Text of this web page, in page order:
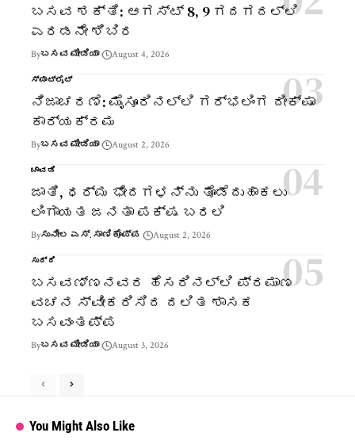
ಬಸವ ಶಕ್ತಿ: ಆಗಸ್ಟ್ 8, 9 ಗದಗದಲ್ಲಿ
ಎರಡನೇ ಶಿಬಿರ
Byಬಸವ ಮೀಡಿಯಾ August 4, 2026
ಸ್ಪಾಟ್‌ಲೈಟ್
ನಿಜಾಚರಣೆ: ಮೈಸೂರಿನಲ್ಲಿ ಗರ್ಭಲಿಂಗ ದೀಕ್ಷಾ
ಕಾರ್ಯಕ್ರಮ
Byಬಸವ ಮೀಡಿಯಾ August 2, 2026
ಚಾವಡಿ
ಜಾತಿ, ಧರ್ಮ ಭೇದಗಳನ್ನು ತೊಡೆದುಹಾಕಲು
ಲಿಂಗಾಯತ ಜನತಾ ಪಕ್ಷ ಬರಲಿ
Byಸುನೀಲ ಎಸ್. ಸಾಣಿಕೊಪ್ಪ August 2, 2026
ಸುದ್ದಿ
ಬಸವಣ್ಣನವರ ಹೆಸರಿನಲ್ಲಿ ಪ್ರಮಾಣ
ವಚನ ಸ್ವೀಕರಿಸಿದ ದಲಿತ ಶಾಸಕ
ಬಸವಂತಪ್ಪ
Byಬಸವ ಮೀಡಿಯಾ August 3, 2026
You Might Also Like